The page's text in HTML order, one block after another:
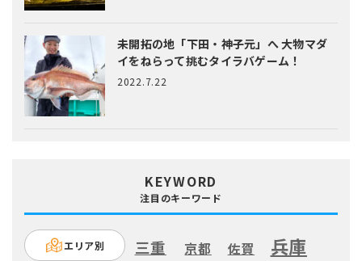
未開拓の地「下田・神子元」へ大物マダ
イをねらって挑むタイラバゲーム！
2022.7.22
KEYWORD
注目のキーワード
エリア別 三重 京都 佐賀 兵庫